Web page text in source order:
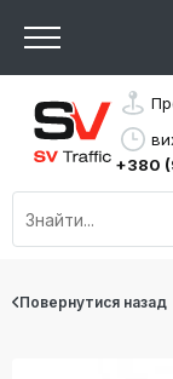
+380
Повернутися назад